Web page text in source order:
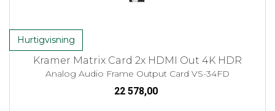
Hurtigvisning
Kramer Matrix Card 2x HDMI Out 4K HDR
Analog Audio Frame Output Card VS-34FD
22 578,00